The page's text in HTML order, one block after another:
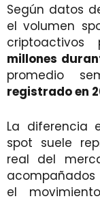
Según datos
el volumen
millones
promedio
registrado en
La diferencia
spot suele
real del
el